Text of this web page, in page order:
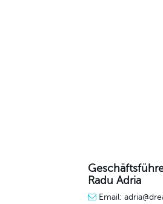
Radu Adria
Email: